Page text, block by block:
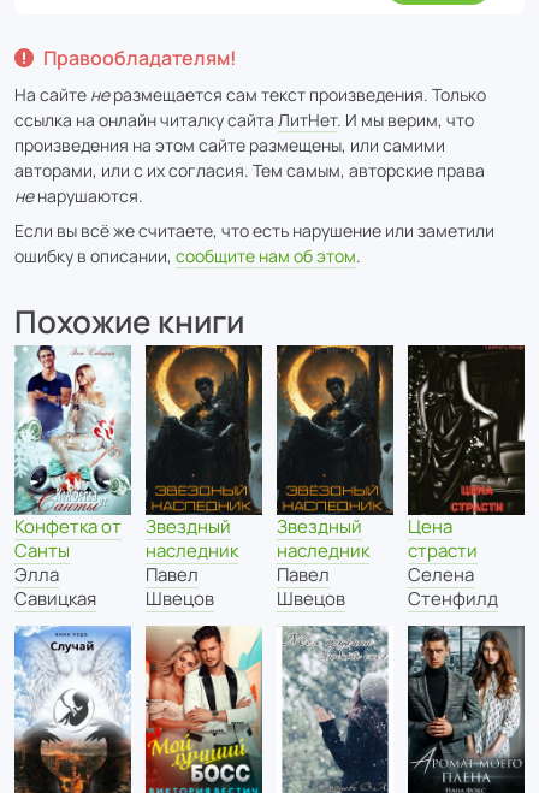
Правообладателям!
На сайте неразмещается сам текст произведения. Только
ссылка на онлайн читалку сайта ЛитНет. И мы верим, что
произведения на этом сайте размещены, или самими
авторами, или с их согласия. Тем самым, авторские права
ненарушаются.
Если вы всё же считаете, что есть нарушение или заметили
ошибку в описании, сообщите нам об этом.
Похожие книги
Конфетка от
Санты
Элла
Савицкая
Звездный
наследник
Павел
Швецов
Звездный
наследник
Павел
Швецов
Цена
страсти
Селена
Стенфилд